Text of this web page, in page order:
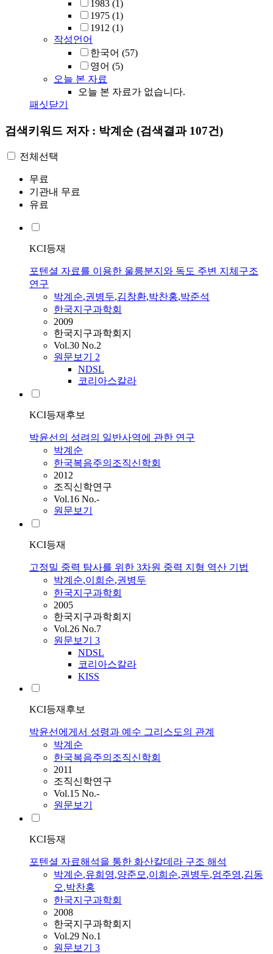
1983 (1)
1975 (1)
1912 (1)
작성언어
한국어 (57)
영어 (5)
오늘 본 자료
오늘 본 자료가 없습니다.
패싯닫기
검색키워드 저자 : 박계순 (검색결과 107건)
전체선택
무료
기관내 무료
유료
KCI등재
포텐셜 자료를 이용한 울릉분지와 독도 주변 지체구조
연구
박계순,권병두,김창환,박찬홍,박준석
한국지구과학회
2009
한국지구과학회지
Vol.30 No.2
원문보기 2
NDSL
코리아스칼라
KCI등재후보
박윤선의 성려의 일반사역에 관한 연구
박계순
한국복음주의조직신학회
2012
조직신학연구
Vol.16 No.-
원문보기
KCI등재
고정밀 중력 탐사를 위한 3차원 중력 지형 역산 기법
박계순,이희순,권병두
한국지구과학회
2005
한국지구과학회지
Vol.26 No.7
원문보기 3
NDSL
코리아스칼라
KISS
KCI등재후보
박윤선에게서 성령과 예수 그리스도의 관계
박계순
한국복음주의조직신학회
2011
조직신학연구
Vol.15 No.-
원문보기
KCI등재
포텐셜 자료해석을 통한 화산칼데라 구조 해석
박계순,유희영,양준모,이희순,권병두,엄주영,김동
오,박찬홍
한국지구과학회
2008
한국지구과학회지
Vol.29 No.1
원문보기 3